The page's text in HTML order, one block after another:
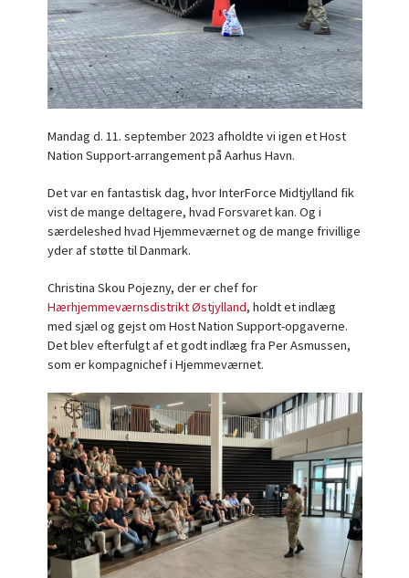
Mandag d. 11. september 2023 afholdte vi igen et Host
Nation Support-arrangement på Aarhus Havn.
Det var en fantastisk dag, hvor InterForce Midtjylland fik
vist de mange deltagere, hvad Forsvaret kan. Og i
særdeleshed hvad Hjemmeværnet og de mange frivillige
yder af støtte til Danmark.
Christina Skou Pojezny, der er chef for
Hærhjemmeværnsdistrikt Østjylland, holdt et indlæg
med sjæl og gejst om Host Nation Support-opgaverne.
Det blev efterfulgt af et godt indlæg fra Per Asmussen,
som er kompagnichef i Hjemmeværnet.